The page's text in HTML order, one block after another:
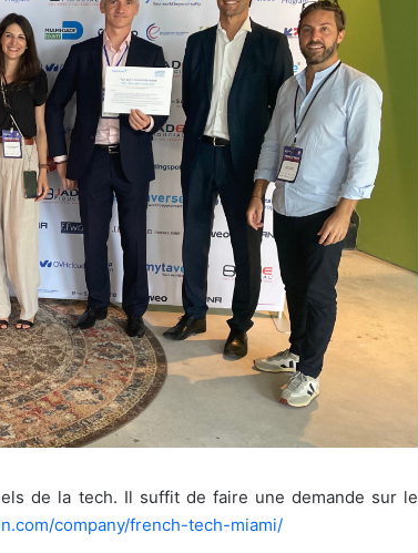
de la tech. Il suffit de faire une demande sur le
company/french-tech-miami/